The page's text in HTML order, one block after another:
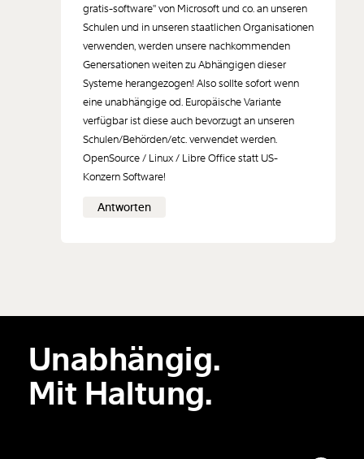
Der Inhalt dieses Feldes wird nicht öffentlich zugänglich angezeigt.
gratis-software" von Microsoft und co. an unseren
Schulen und in unseren staatlichen Organisationen
verwenden, werden unsere nachkommenden
Genersationen weiten zu Abhängigen dieser
Systeme herangezogen! Also sollte sofort wenn
eine unabhängige od. Europäische Variante
verfügbar ist diese auch bevorzugt an unseren
Schulen/Behörden/etc. verwendet werden.
OpenSource / Linux / Libre Office statt US-
Konzern Software!
Antworten
Unabhängig.
Mit Haltung.